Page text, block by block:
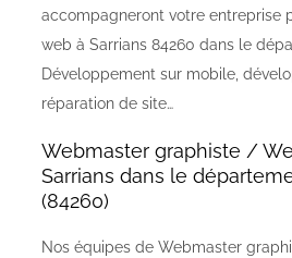
accompagneront votre entreprise
web à Sarrians 84260 dans le
Développement sur mobile,
réparation de site…
Webmaster graphiste /
Sarrians dans le
(84260)
Nos équipes de Webmaster